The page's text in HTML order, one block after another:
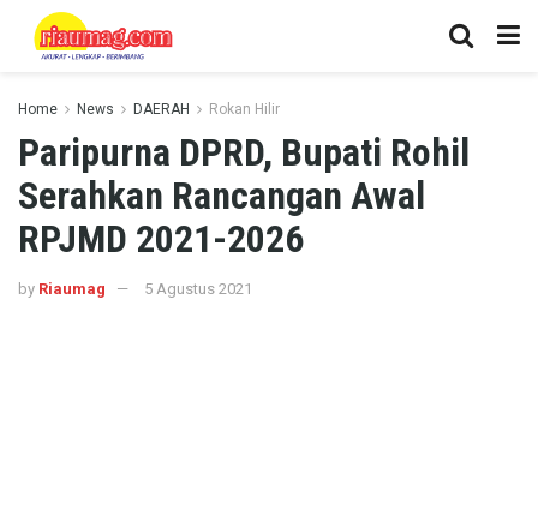
Home News DAERAH Rokan Hilir
Paripurna DPRD, Bupati Rohil
Serahkan Rancangan Awal
RPJMD 2021-2026
by Riaumag 5 Agustus 2021